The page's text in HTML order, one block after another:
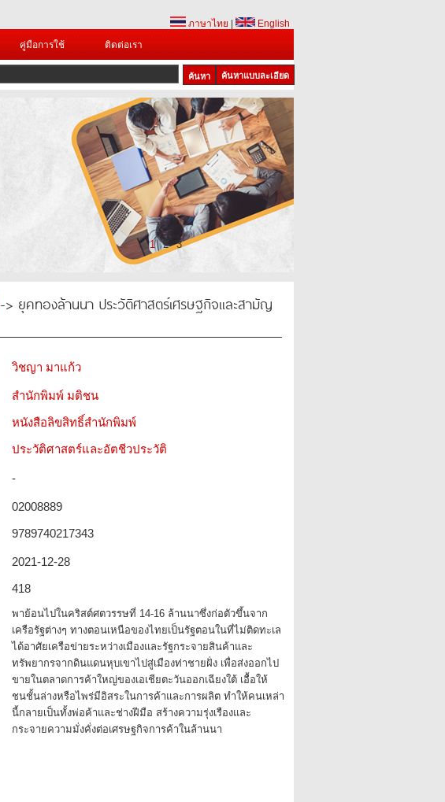
ภาษาไทย
English
คู่มือการใช้ ติดต่อเรา
ค้นหาแบบละเอียด
1 2 3
-> ยุคทองล้านนา ประวัติศาสตร์เศรษฐกิจและสามัญ
วิชญา มาแก้ว
สำนักพิมพ์ มติชน
หนังสือลิขสิทธิ์สำนักพิมพ์
ประวัติศาสตร์และอัตชีวประวัติ
-
02008889
9789740217343
2021-12-28
418
พาย้อนไปในคริสต์ศตวรรษที่ 14-16 ล้านนาซึ่งก่อตัวขึ้นจาก
เครือรัฐต่างๆ ทางตอนเหนือของไทยเป็นรัฐตอนในที่ไม่ติดทะเล
ได้อาศัยเครือข่ายระหว่างเมืองและรัฐกระจายสินค้าและ
ทรัพยากรจากดินแดนหุบเขาไปสู่เมืองท่าชายฝั่ง เพื่อส่งออกไป
ขายในตลาดการค้าใหญ่ของเอเชียตะวันออกเฉียงใต้ เอื้อให้
ชนชั้นล่างหรือไพร่มีอิสระในการค้าและการผลิต ทำให้คนเหล่า
นี้กลายเป็นทั้งพ่อค้าและช่างฝีมือ สร้างความรุ่งเรืองและ
กระจายความมั่งคั่งต่อเศรษฐกิจการค้าในล้านนา